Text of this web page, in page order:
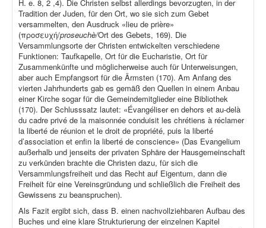
H. e. 8, 2 ,4). Die Christen selbst allerdings bevorzugten, in der
Tradition der Juden, für den Ort, wo sie sich zum Gebet
versammelten, den Ausdruck «lieu de prière»
(προσευχή/proseuchè/Ort des Gebets, 169). Die
Versammlungsorte der Christen entwickelten verschiedene
Funktionen: Taufkapelle, Ort für die Eucharistie, Ort für
Zusammenkünfte und möglicherweise auch für Unterweisungen,
aber auch Empfangsort für die Ärmsten (170). Am Anfang des
vierten Jahrhunderts gab es gemäß den Quellen in einem Anbau
einer Kirche sogar für die Gemeindemitglieder eine Bibliothek
(170). Der Schlusssatz lautet: «Évangéliser en dehors et au-delà
du cadre privé de la maisonnée conduisit les chrétiens à réclamer
la liberté de réunion et le droit de propriété, puis la liberté
d’association et enfin la liberté de conscience» (Das Evangelium
außerhalb und jenseits der privaten Sphäre der Hausgemeinschaft
zu verkünden brachte die Christen dazu, für sich die
Versammlungsfreiheit und das Recht auf Eigentum, dann die
Freiheit für eine Vereinsgründung und schließlich die Freiheit des
Gewissens zu beanspruchen).
Als Fazit ergibt sich, dass B. einen nachvollziehbaren Aufbau des
Buches und eine klare Strukturierung der einzelnen Kapitel